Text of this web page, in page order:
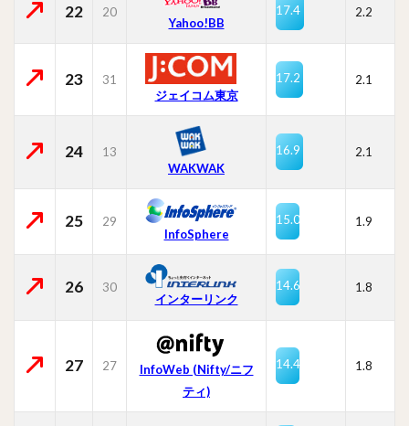
22 20
Yahoo!BB
17.4 2.2
23
31
ジェイコム東京
17.2 2.1
24
13
WAKWAK
16.9 2.1
25
29
InfoSphere
15.0 1.9
26
30
インターリンク
14.6 1.8
27 27
InfoWeb (Nifty/ニフ
ティ)
14.4 1.8